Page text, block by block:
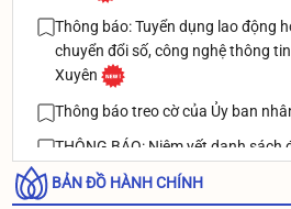
Thông báo: Tuyển dụng lao động
chuyển đổi số, công nghệ thông
Xuyên
Thông báo treo cờ của Ủy ban
THÔNG BÁO: Niêm yết danh
nhận và giải quyết chế đệ thương
BẢN ĐỒ HÀNH CHÍNH